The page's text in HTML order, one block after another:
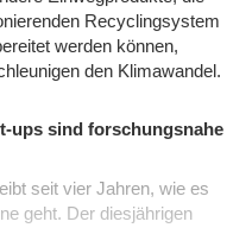
Re­cyclingsystem
werden können,
den Klimawandel.
ups sind forschungsnahe
seit vier Jahren, wie es
geht. Der diesjährigen